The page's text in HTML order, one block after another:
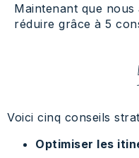
Maintenant que
réduire grâce à 5
Voici cinq conseils
Optimiser les